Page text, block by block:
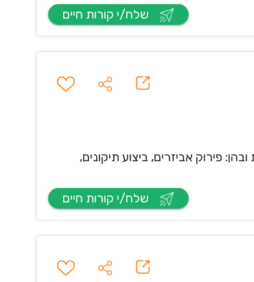
פירוק אביזרים, ביצוע תיקונים,